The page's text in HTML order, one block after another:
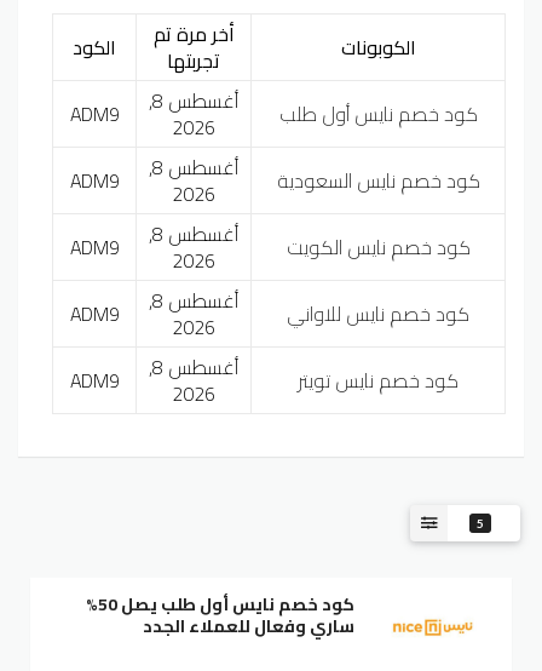
الكوبونات
أخر مرة تم
تجربتها
الكود
كود خصم نايس أول طلب
أغسطس 8,
2026
ADM9
كود خصم نايس السعودية
أغسطس 8,
2026
ADM9
كود خصم نايس الكويت
أغسطس 8,
2026
ADM9
كود خصم نايس للاواني
أغسطس 8,
2026
ADM9
كود خصم نايس تويتر
أغسطس 8,
2026
ADM9
5
كود خصم نايس أول طلب يصل 50%
ساري وفعال للعملاء الجدد